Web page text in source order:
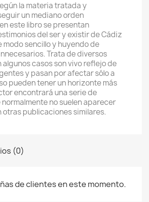
la materia tratada y
un mediano orden
este libro se presentan
del ser y existir de Cádiz
modo sencillo y huyendo de
Trata de diversos
algunos casos son vivo reflejo de
y pasan por afectar sólo a
pueden tener un horizonte más
encontrará una serie de
no suelen aparecer
otras publicaciones similares.
(0)
de clientes en este momento.